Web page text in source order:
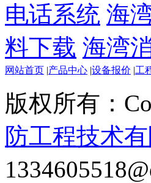
电话系统 海
料下载 海湾
网站首页 |产品中心 |设备报价 |工
版权所有：
防工程技术